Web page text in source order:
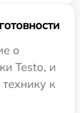
о
Testo, и
к